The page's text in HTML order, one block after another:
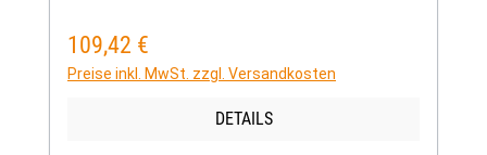
Regulärer Preis:
109,42 €
Preise inkl. MwSt. zzgl. Versandkosten
DETAILS